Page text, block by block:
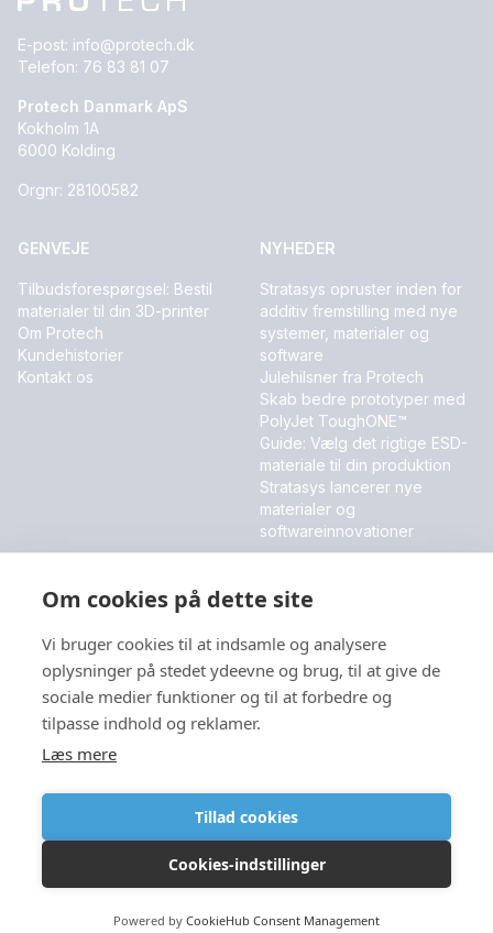
Om cookies på dette site
Vi bruger cookies til at indsamle og analysere
oplysninger på stedet ydeevne og brug, til at give de
sociale medier funktioner og til at forbedre og
tilpasse indhold og reklamer.
Læs mere
Tillad cookies
Cookies-indstillinger
Powered by CookieHub Consent Management
E-post: info@protech.dk
Telefon: 76 83 81 07
Protech Danmark ApS
Kokholm 1A
6000 Kolding
Orgnr: 28100582
GENVEJE
Tilbudsforespørgsel: Bestil
materialer til din 3D-printer
Om Protech
Kundehistorier
Kontakt os
NYHEDER
Stratasys opruster inden for
additiv fremstilling med nye
systemer, materialer og
software
Julehilsner fra Protech
Skab bedre prototyper med
PolyJet ToughONE™
Guide: Vælg det rigtige ESD-
materiale til din produktion
Stratasys lancerer nye
materialer og
softwareinnovationer
Copyright © 2026